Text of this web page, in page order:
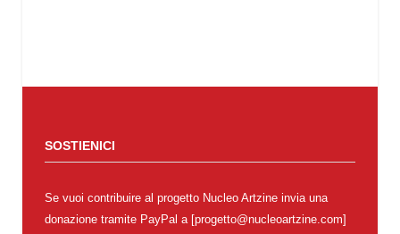
SOSTIENICI
Se vuoi contribuire al progetto Nucleo Artzine invia una
donazione tramite PayPal a [progetto@nucleoartzine.com]